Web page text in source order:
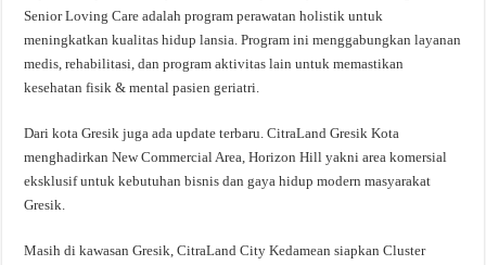
Senior Loving Care adalah program perawatan holistik untuk
meningkatkan kualitas hidup lansia. Program ini menggabungkan layanan
medis, rehabilitasi, dan program aktivitas lain untuk memastikan
kesehatan fisik & mental pasien geriatri.
Dari kota Gresik juga ada update terbaru. CitraLand Gresik Kota
menghadirkan New Commercial Area, Horizon Hill yakni area komersial
eksklusif untuk kebutuhan bisnis dan gaya hidup modern masyarakat
Gresik.
Masih di kawasan Gresik, CitraLand City Kedamean siapkan Cluster